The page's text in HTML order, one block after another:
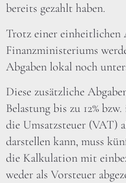
bereits gezahlt haben.
Trotz einer einheitlichen
Finanzministeriums
Abgaben lokal noch
Diese zusätzliche
Belastung bis zu 12%
die Umsatzsteuer (VAT)
darstellen kann, muss
die Kalkulation mit
weder als Vorsteuer